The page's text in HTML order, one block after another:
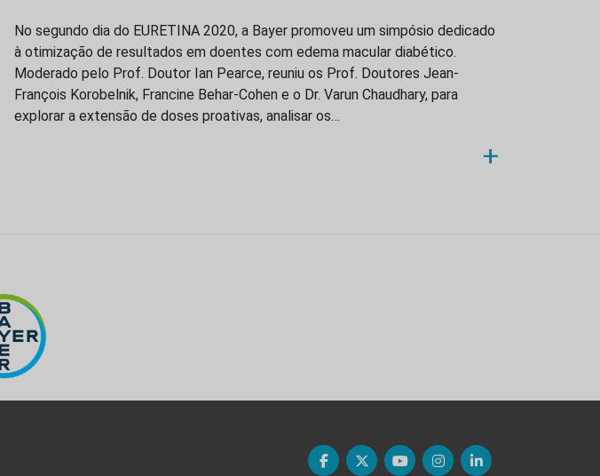
No segundo dia do EURETINA 2020, a Bayer promoveu um simpósio dedicado
à otimização de resultados em doentes com edema macular diabético.
Moderado pelo Prof. Doutor Ian Pearce, reuniu os Prof. Doutores Jean-
François Korobelnik, Francine Behar-Cohen e o Dr. Varun Chaudhary, para
explorar a extensão de doses proativas, analisar os…
+